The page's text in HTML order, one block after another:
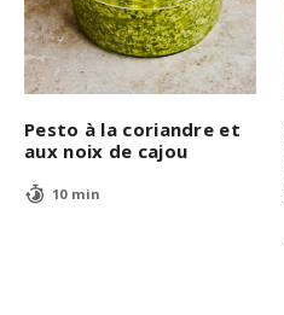
Pesto à la coriandre et
aux noix de cajou
10 min